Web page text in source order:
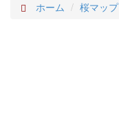
ホーム 桜マップ